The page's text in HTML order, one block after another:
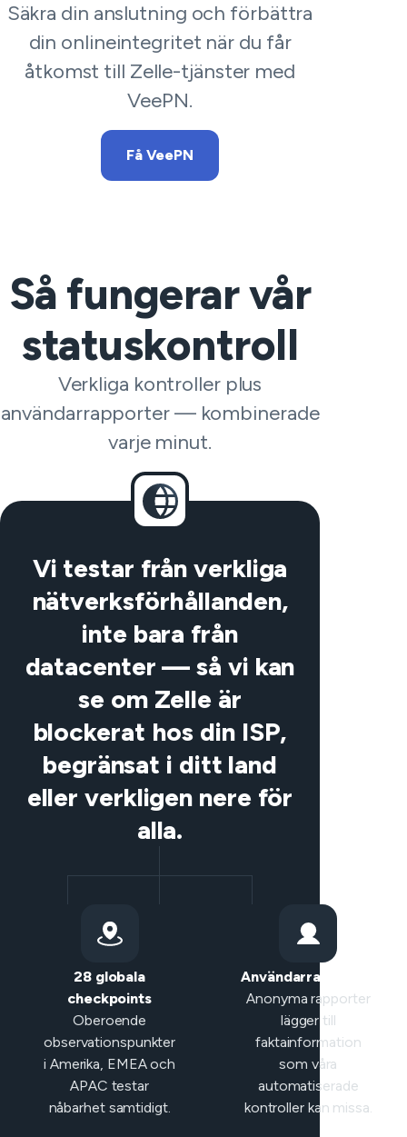
Säkra din anslutning och förbättra
din onlineintegritet när du får
åtkomst till Zelle-tjänster med
VeePN.
Få VeePN
Så fungerar vår
statuskontroll
Verkliga kontroller plus
användarrapporter — kombinerade
varje minut.
Vi testar från verkliga
nätverksförhållanden,
inte bara från
datacenter — så vi kan
se om Zelle är
blockerat hos din ISP,
begränsat i ditt land
eller verkligen nere för
alla.
28 globala
checkpoints
Oberoende
observationspunkter
i Amerika, EMEA och
APAC testar
nåbarhet samtidigt.
Användarrapporter
Anonyma rapporter
lägger till
faktainformation
som våra
automatiserade
kontroller kan missa.